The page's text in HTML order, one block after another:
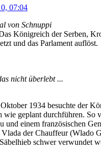
07:04
von Schnuppi
Königreich der Serben,
und das Parlament auflöst.
nicht überlebt ...
1934 besuchte der
wie geplant durchführen. So
und einem französischen
Vlada der Chauffeur (Wlado
schwer verwundet